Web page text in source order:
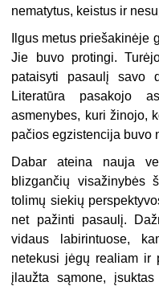
nematytus, keistus ir
Ilgus metus priešakinėje
Jie buvo protingi.
pataisyti pasaulį savo
Literatūra pasakojo
asmenybes, kuri žinojo,
pačios egzistencija buvo
Dabar ateina nauja
blizgančių visažinybės
tolimų siekių
net pažinti pasaulį.
vidaus labirintuose,
netekusi jėgų realiam ir
įlaužta sąmone,